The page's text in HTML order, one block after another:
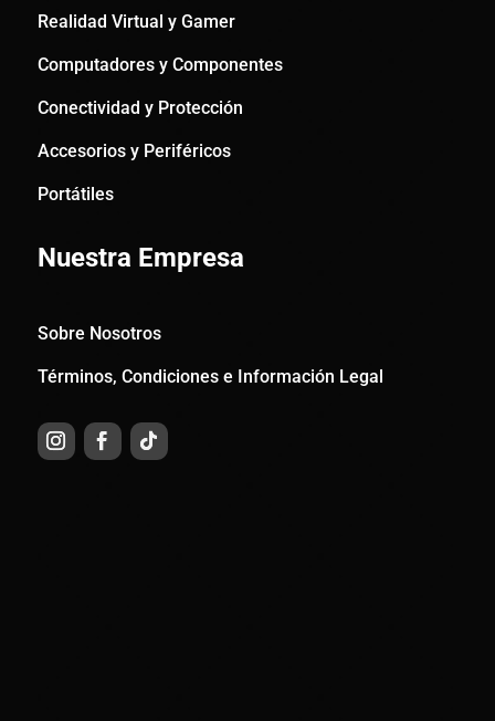
Realidad Virtual y Gamer
Computadores y Componentes
Conectividad y Protección
Accesorios y Periféricos
Portátiles
Nuestra Empresa
Sobre Nosotros
Términos, Condiciones e Información Legal